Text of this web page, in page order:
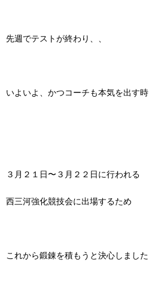
先週でテストが終わり、、
いよいよ、かつコーチも本気を出す時
３月２１日〜３月２２日に行われる
西三河強化競技会に出場するため
これから鍛錬を積もうと決心しました